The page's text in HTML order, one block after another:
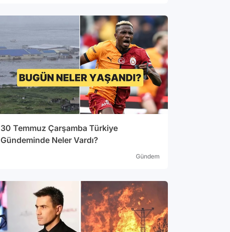
30 Temmuz Çarşamba Türkiye
Gündeminde Neler Vardı?
Gündem